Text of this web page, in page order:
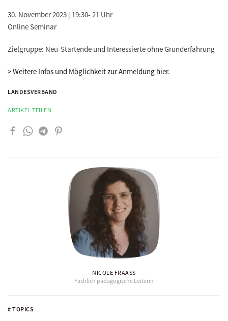
# TOPICS
30. November 2023 | 19:30- 21 Uhr
Online Seminar
Zielgruppe: Neu-Startende und Interessierte ohne Grunderfahrung
> Weitere Infos und Möglichkeit zur Anmeldung hier.
LANDESVERBAND
ARTIKEL TEILEN
NICOLE FRAASS
Fachlich pädagogische Leiterin